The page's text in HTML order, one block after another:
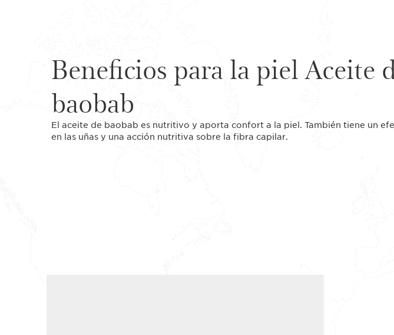
Beneficios para la piel Aceite
baobab
El aceite de baobab es nutritivo y aporta confort a la piel. También tiene un
en las uñas y una acción nutritiva sobre la fibra capilar.